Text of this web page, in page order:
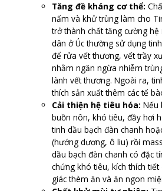
Tăng đề kháng cơ thể:
nấm và khử trùng làm cho
trở thành chất tăng cường
dân ở Úc thường sử dụng
để rửa vết thương, vết trầy
nhằm ngăn ngừa nhiễm
lành vết thương. Ngoài ra,
thích sản xuất thêm các tế
Cải thiện hệ tiêu hóa: Nếu
buồn nôn, khó tiêu, đầy hơi
tinh dầu bạch đàn chanh
(hướng dương, ô liu) rồi
dầu bạch đàn chanh có đặc
chứng khó tiêu, kích thích
giác thèm ăn và ăn ngon